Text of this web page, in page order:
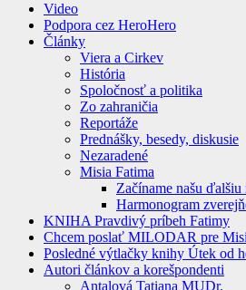
Video
Podpora cez HeroHero
Články
Viera a Cirkev
História
Spoločnosť a politika
Zo zahraničia
Reportáže
Prednášky, besedy, diskusie
Nezaradené
Misia Fatima
Začíname našu ďalšiu
Harmonogram
KNIHA Pravdivý príbeh Fatimy
Chcem poslať MILODAR pre
Posledné výtlačky knihy Útek od
Autori článkov a korešpondenti
Antalová Tatiana MUDr.